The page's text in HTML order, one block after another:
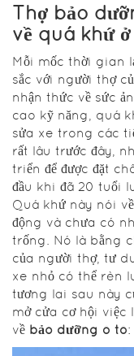
Thợ bảo
về quá khứ
Mỗi mốc thời gian
sắc với người thợ
nhận thức về sức
cao kỹ năng, quá
sửa xe trong các
rất lâu trước đây,
triển để được đặt
đầu khi đã 20 tuổi
Quá khứ này nói
động và chưa có
trống. Nó là bằng
của người thợ, tư
xe nhỏ có thể rèn
tương lai sau này
mở cửa cơ hội
về bảo dưỡng ô tô: